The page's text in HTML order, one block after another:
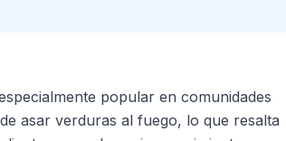
popular en comunidades
asar verduras al fuego, lo que resalta